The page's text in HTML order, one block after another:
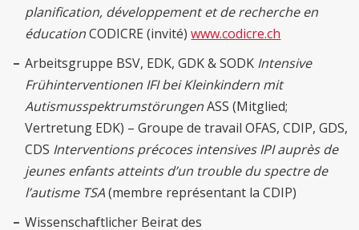
planification, développement et de recherche en
éducationCODICRE (invité)www.codicre.ch
Arbeitsgruppe BSV, EDK, GDK & SODK Intensive
Frühinterventionen IFI bei Kleinkindern mit
AutismusspektrumstörungenASS (Mitglied;
Vertretung EDK) – Groupe de travail OFAS, CDIP, GDS,
CDS Interventions précoces intensives IPI auprès de
jeunes enfants atteints d’un trouble du spectre de
l’autisme TSA(membre représentant la CDIP)
Wissenschaftlicher Beirat des